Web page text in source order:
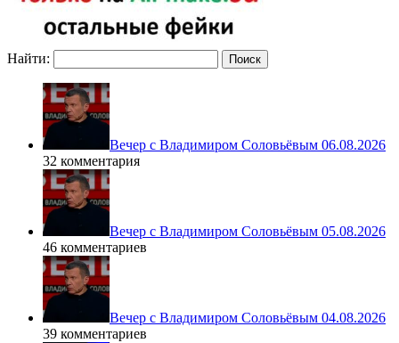
Найти:
Вечер с Владимиром Соловьёвым 06.08.2026
32 комментария
Вечер с Владимиром Соловьёвым 05.08.2026
46 комментариев
Вечер с Владимиром Соловьёвым 04.08.2026
39 комментариев